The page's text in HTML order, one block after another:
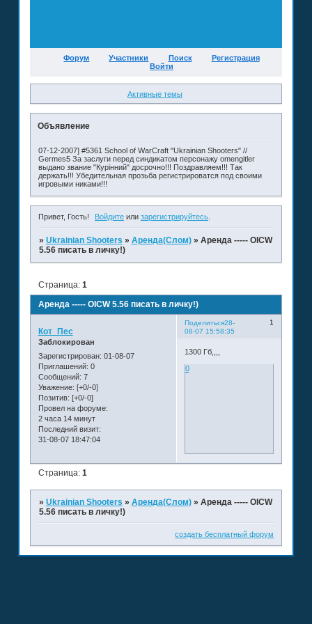
Форум Участники Поиск
Регистрация
Войти
Активные темы
Объявление
07-12-2007] #5361 School of WarCraft "Ukrainian Shooters" //
Germes5 За заслуги перед синдикатом персонажу omengitler
выдано звание "Курінний" досрочно!!! Поздравляем!!! Так
держать!!! Убедительная прозьба регистрироватся под своими
игровыми никами!!!
Привет, Гость! Войдите илизарегистрируйтесь
» Ukrainian Shooters » Аренда(Слом) » Аренда ----- OICW
5.56 писать в личку!)
Аренда ----- OICW 5.56 писать в личку!)
Страница: 1
Поделиться 1
28-
08-07 15:58:35
Кот_Пес
Заблокирован
Зарегистрирован: 01-08-07
Приглашений: 0
Сообщений: 7
Уважение: [+0/-0]
Позитив: [+0/-0]
Провел на форуме:
2 часа 14 минут
Последний визит:
31-08-07 18:47:04
1300 Гб,,,,
0
Страница: 1
» Ukrainian Shooters » Аренда(Слом) » Аренда ----- OICW
5.56 писать в личку!)
создать бесплатный форум